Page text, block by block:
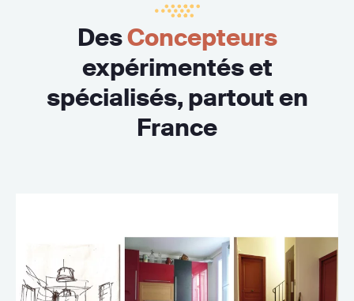
DesConcepteurs
expérimentés et
spécialisés, partout en
France